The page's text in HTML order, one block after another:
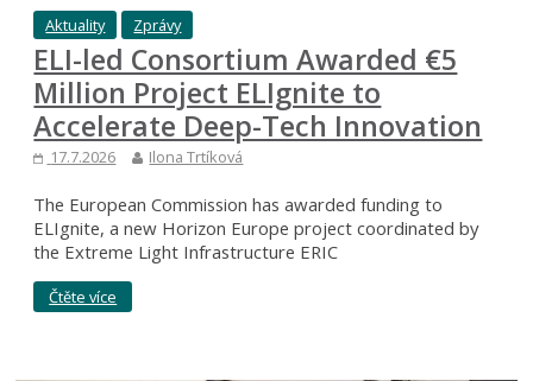
Aktuality Zprávy
ELI-led Consortium Awarded €5
Million Project ELIgnite to
Accelerate Deep-Tech Innovation
17.7.2026 Ilona Trtíková
The European Commission has awarded funding to
ELIgnite, a new Horizon Europe project coordinated by
the Extreme Light Infrastructure ERIC
Čtěte více